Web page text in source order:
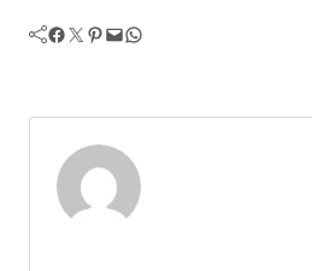
Facebook Twitter Pinterest Mail WhatsApp